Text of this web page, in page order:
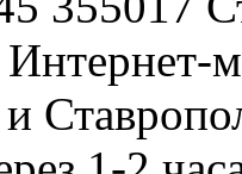
Интернет-